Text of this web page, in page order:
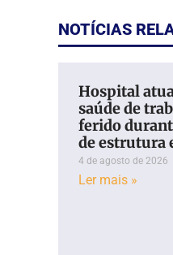
NOTÍCIAS
Hospital
saúde de
ferido
de estrutura
4 de agosto de 2026
Ler mais »